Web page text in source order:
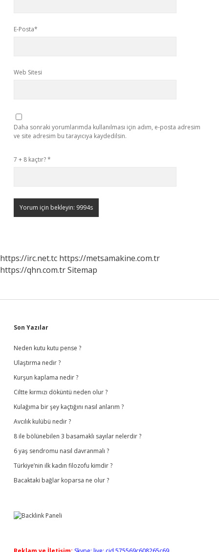
E-Posta*
Web Sitesi
Daha sonraki yorumlarımda kullanılması için adım, e-posta adresim
ve site adresim bu tarayıcıya kaydedilsin.
7 + 8 kaçtır?*
https://irc.net.tc https://metsamakine.com.tr
https://qhn.com.trSitemap
Sidebar
Son Yazılar
Neden kutu kutu pense ?
Ulaştırma nedir ?
Kurşun kaplama nedir ?
Ciltte kırmızı döküntü neden olur ?
Kulağıma bir şey kaçtığını nasıl anlarım ?
Avcılık kulübü nedir ?
8 ile bölünebilen 3 basamaklı sayılar nelerdir ?
6 yaş sendromu nasıl davranmalı ?
Türkiye’nin ilk kadın filozofu kimdir ?
Bacaktaki bağlar koparsa ne olur ?